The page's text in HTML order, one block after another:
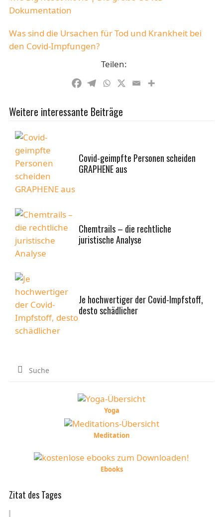
Dokumentation
Was sind die Ursachen für Tod und Krankheit bei
den Covid-Impfungen?
Teilen:
Weitere interessante Beiträge
Covid-geimpfte Personen scheiden
GRAPHENE aus
Chemtrails – die rechtliche
juristische Analyse
Je hochwertiger der Covid-Impfstoff,
desto schädlicher
Yoga
Meditation
Ebooks
Zitat des Tages